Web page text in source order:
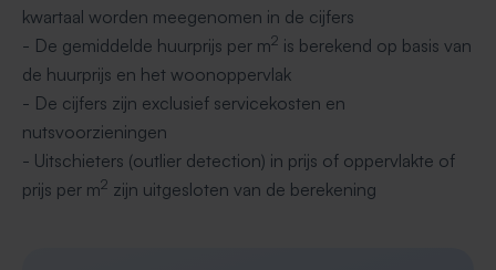
kwartaal worden meegenomen in de cijfers
- De gemiddelde huurprijs per m2 is berekend op basis van
de huurprijs en het woonoppervlak
- De cijfers zijn exclusief servicekosten en
nutsvoorzieningen
- Uitschieters (outlier detection) in prijs of oppervlakte of
prijs per m2 zijn uitgesloten van de berekening